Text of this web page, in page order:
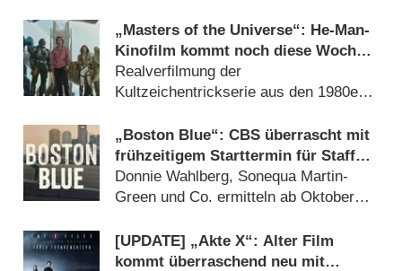
„Masters of the Universe“: He-Man-
Kinofilm kommt noch diese Woche
ins Streaming
Realverfilmung der
Kultzeichentrickserie aus den 1980er
„Boston Blue“: CBS überrascht mit
frühzeitigem Starttermin für Staffel
2
Donnie Wahlberg, Sonequa Martin-
Green und Co. ermitteln ab Oktober
[UPDATE] „Akte X“: Alter Film
kommt überraschend neu mit